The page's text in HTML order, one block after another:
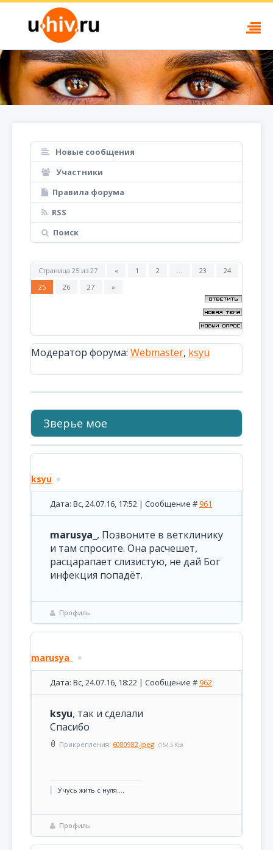
Новые сообщения
Участники
Правила форума
RSS
Поиск
Страница 25 из 27 « 1 2 … 23
24
25
26 27 »
Модератор форума: Webmaster, ksyu
Зверье мое
ksyu
Дата: Вс, 24.07.16, 17:52 | Сообщение #961
marusya_ , Позвоните в ветклинику
и там спросите. Она расчешет,
расцарапает слизистую, не дай Бог
инфекция попадёт.
Профиль
marusya_
Дата: Вс, 24.07.16, 18:22 | Сообщение #962
ksyu, так и сделали
Спасибо
Прикрепления: 6080982.jpeg (154.5 Kb)
Учусь жить с нуля....
Профиль